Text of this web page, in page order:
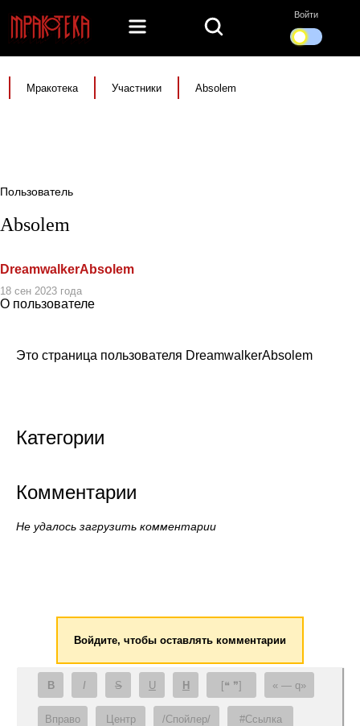
Войти
Мракотека Участники Absolem
Пользователь
Absolem
DreamwalkerAbsolem
18 сен 2023 года
О пользователе
Это страница пользователя DreamwalkerAbsolem
Категории
Комментарии
Не удалось загрузить комментарии
Войдите, чтобы оставлять комментарии
B I S U H [❝ ❞] — q
Вправо Центр /Спойлер/ #Ссылка